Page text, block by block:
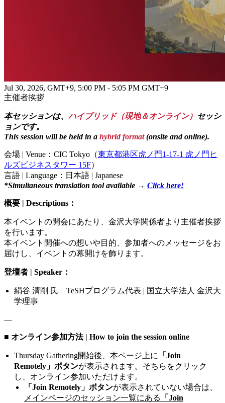
Jul 30, 2026, GMT+9, 5:00 PM - 5:05 PM GMT+9
主催者挨拶
本セッションは、 ハイブリッド（現地＆オンライン） セッシ
ョンです。
This session will be held in a hybrid format(onsite and online).
会場 | Venue：CIC Tokyo（東京都港区虎ノ門1-17-1 虎ノ門ヒ
ルズビジネスタワー 15F）
言語 | Language：日本語 | Japanese
*Simultaneous translation tool available → Click here!
概要 | Descriptions：
本イベントの開会にあたり、金沢大学関係者より主催者挨拶
を行います。
本イベント開催への想いや目的、参加者へのメッセージをお
届けし、イベントの幕開けを飾ります。
登壇者 | Speaker：
絹谷 清剛 氏 TeSHプログラム代表 | 国立大学法人 金沢大
学理事
—
■ オンライン参加方法 | How to join the session online
Thursday Gathering開始後、本ページ上に
「Join
Remotely」ボタンが表示されます。そちらをクリック
し、オンライン参加いただけます。
「Join Remotely」ボタンが表示されていない場合は、
メインページのセッション一覧にある
「Join